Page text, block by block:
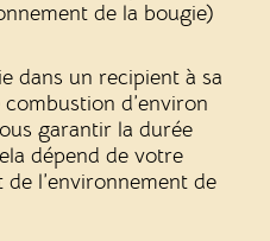
de la bougie)
dans un recipient à sa
d’environ
garantir la durée
dépend de votre
l’environnement de